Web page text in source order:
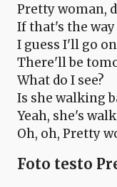
Pretty woman,
If that's the
I guess I'll go
There'll be
What do I see?
Is she walking
Yeah, she's
Oh, oh, Pretty
Foto testo